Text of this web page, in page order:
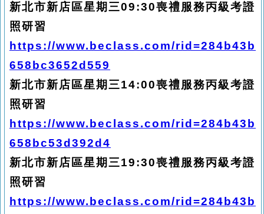
新北市新店區星期三09:30喪禮服務丙級考證
照研習
https://www.beclass.com/rid=284b43b
658bc3652d559
新北市新店區星期三14:00喪禮服務丙級考證
照研習
https://www.beclass.com/rid=284b43b
658bc53d392d4
新北市新店區星期三19:30喪禮服務丙級考證
照研習
https://www.beclass.com/rid=284b43b